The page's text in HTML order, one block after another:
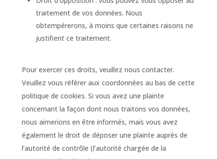
traitement de vos données. Nous
obtempérerons, à moins que certaines raisons ne
justifient ce traitement.
Pour exercer ces droits, veuillez nous contacter.
Veuillez vous référer aux coordonnées au bas de cette
politique de cookies. Si vous avez une plainte
concernant la façon dont nous traitons vos données,
nous aimerions en être informés, mais vous avez
également le droit de déposer une plainte auprès de
l’autorité de contrôle (l’autorité chargée de la